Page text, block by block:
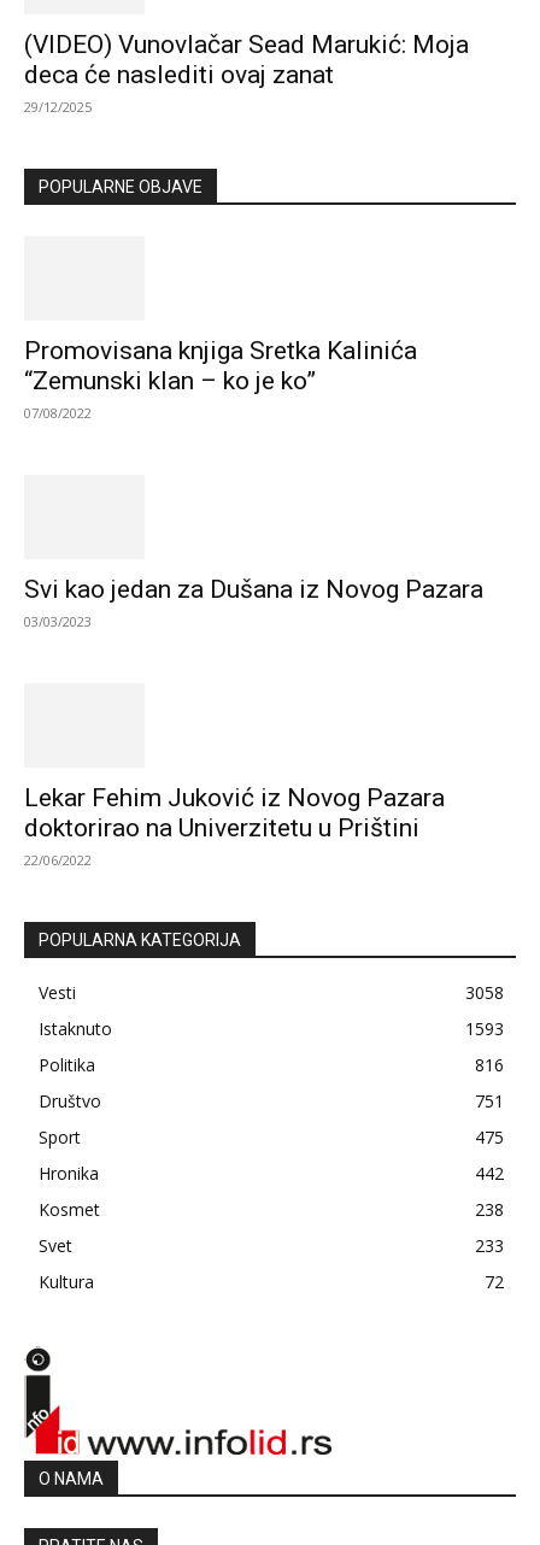
(VIDEO) Vunovlačar Sead Marukić: Moja
deca će naslediti ovaj zanat
29/12/2025
POPULARNE OBJAVE
Promovisana knjiga Sretka Kalinića
“Zemunski klan – ko je ko”
07/08/2022
Svi kao jedan za Dušana iz Novog Pazara
03/03/2023
Lekar Fehim Juković iz Novog Pazara
doktorirao na Univerzitetu u Prištini
22/06/2022
POPULARNA KATEGORIJA
Vesti
3058
Istaknuto
1593
Politika
816
Društvo
751
Sport
475
Hronika
442
Kosmet
238
Svet
233
Kultura
72
O NAMA